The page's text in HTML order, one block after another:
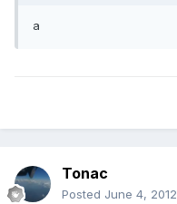
a
Tonac
Posted June 4, 2012